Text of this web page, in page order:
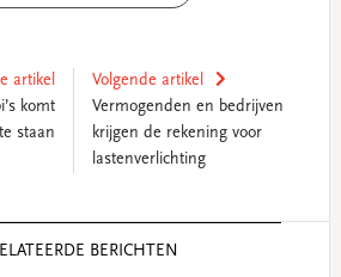
artikel
komt
staan
Volgende artikel
Vermogenden en bedrijven
krijgen de rekening voor
lastenverlichting
BERICHTEN